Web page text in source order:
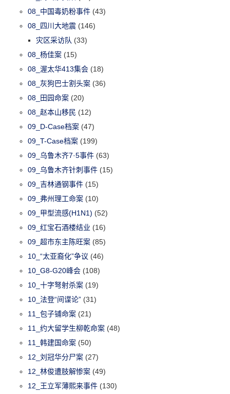
08_中国毒奶粉事件 (43)
08_四川大地震 (146)
灾区采访队 (33)
08_杨佳案 (15)
08_渥太华413集会 (18)
08_灰狗巴士割头案 (36)
08_田园命案 (20)
08_赵本山移民 (12)
09_D-Case档案 (47)
09_T-Case档案 (199)
09_乌鲁木齐7·5事件 (63)
09_乌鲁木齐针刺事件 (15)
09_吉林通钢事件 (15)
09_弗州理工命案 (10)
09_甲型流感(H1N1) (52)
09_红宝石酒楼结业 (16)
09_超市东主陈旺案 (85)
10_“太亚裔化”争议 (46)
10_G8-G20峰会 (108)
10_十字弩射杀案 (19)
10_法登“间谍论” (31)
11_包子铺命案 (21)
11_约大留学生柳乾命案 (48)
11_韩建国命案 (50)
12_刘冠华分尸案 (27)
12_林俊遭肢解惨案 (49)
12_王立军薄熙来事件 (130)